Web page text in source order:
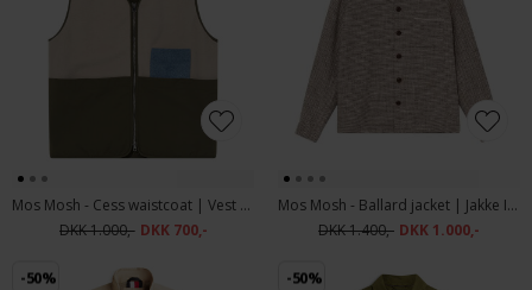
Mos Mosh - Cess waistcoat | Vest Chateau Gray
DKK 1.000,- DKK 700,-
Mos Mosh - Ballard jacket | Jakke Incense
DKK 1.400,- DKK 1.000,-
-50% -50%